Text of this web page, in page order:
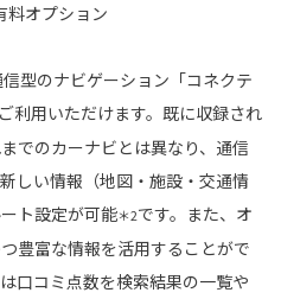
オプション
型のナビゲーション「コネクテ
利用いただけます。既に収録され
でのカーナビとは異なり、通信
しい情報（地図・施設・交通情
ト設定が可能＊2です。また、オ
豊富な情報を活用することがで
口コミ点数を検索結果の一覧や